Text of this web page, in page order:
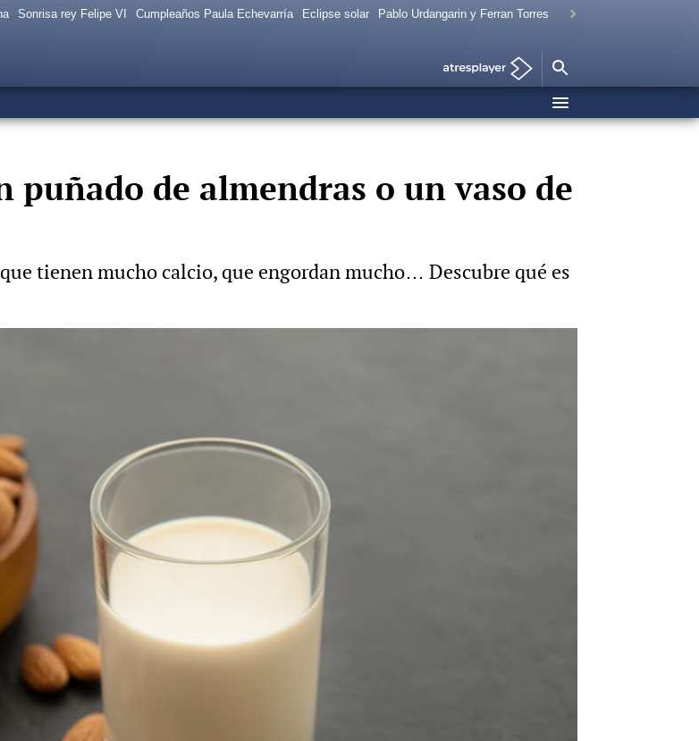
Sonrisa rey Felipe VI Cumpleaños Paula Echevarría Eclipse solar Pablo Urdangarin y Ferran Torres
puñado de almendras o un vaso de
tienen mucho calcio, que engordan mucho… Descubre qué es